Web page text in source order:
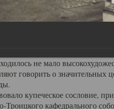
и множеством резных,
В совокупности же с
церковной утвари
декоративного убранства
В соборной
не мало
говорить о значительных
купеческое сословие,
Троицкого кафедрального